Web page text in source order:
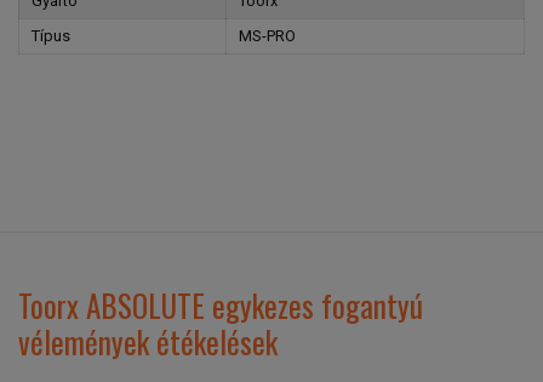
Típus
MS-PRO
Toorx ABSOLUTE egykezes fogantyú
vélemények étékelések